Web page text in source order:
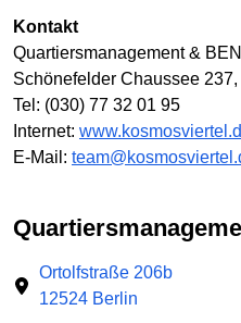
Kontakt
Quartiersmanagement &
Schönefelder Chaussee
Tel: (030) 77 32 01 95
Internet:
E-Mail:
Ortolfstraße 206b
12524 Berlin